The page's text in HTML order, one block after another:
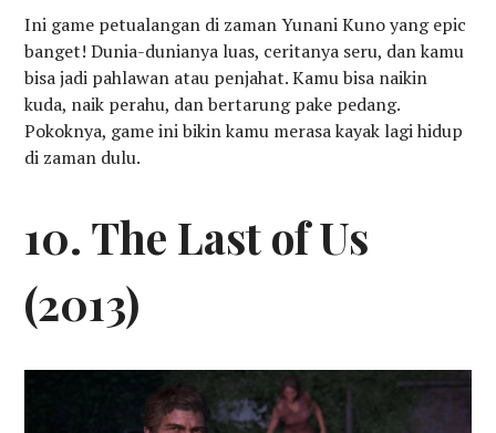
Ini game petualangan di zaman Yunani Kuno yang epic
banget! Dunia-dunianya luas, ceritanya seru, dan kamu
bisa jadi pahlawan atau penjahat. Kamu bisa naikin
kuda, naik perahu, dan bertarung pake pedang.
Pokoknya, game ini bikin kamu merasa kayak lagi hidup
di zaman dulu.
10. The Last of Us
(2013)